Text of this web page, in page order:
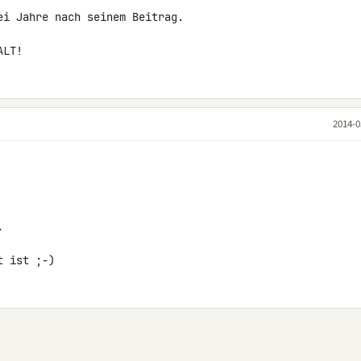
nach seinem Beitrag.
2014-
ist ;-)